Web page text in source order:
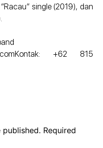
single (2019), dan
+62 815
Required